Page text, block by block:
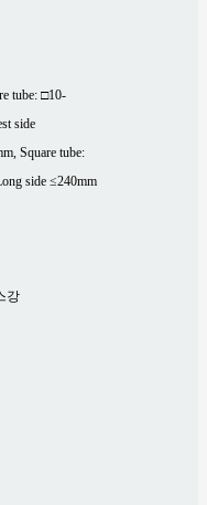
tube: □10-
side
Square tube:
side ≤240mm
강